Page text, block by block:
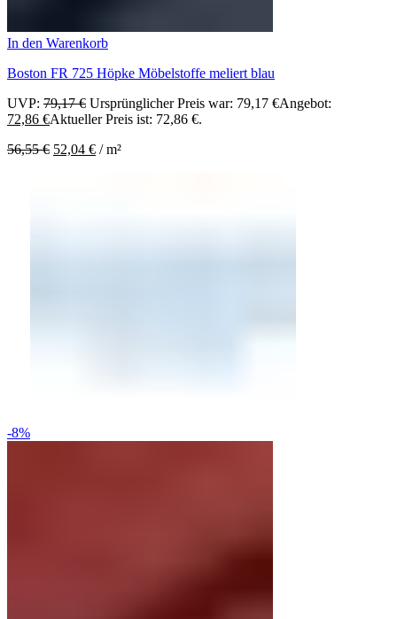
In den Warenkorb
Boston FR 725 Höpke Möbelstoffe meliert blau
UVP: 79,17€ Ursprünglicher Preis war: 79,17 €Angebot:
72,86 €Aktueller Preis ist: 72,86 €.
56,55€ 52,04 € /m²
-8%